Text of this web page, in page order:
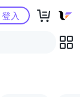
登入